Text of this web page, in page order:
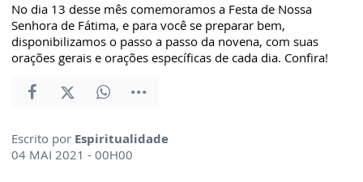
No dia 13 desse mês comemoramos a Festa de Nossa
Senhora de Fátima, e para você se preparar bem,
disponibilizamos o passo a passo da novena, com suas
orações gerais e orações específicas de cada dia. Confira!
Escrito por Espiritualidade
04 MAI 2021 - 00H00